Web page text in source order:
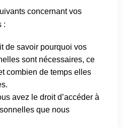
concernant vos
:
de savoir pourquoi vos
sont nécessaires, ce
combien de temps elles
avez le droit d’accéder à
que nous